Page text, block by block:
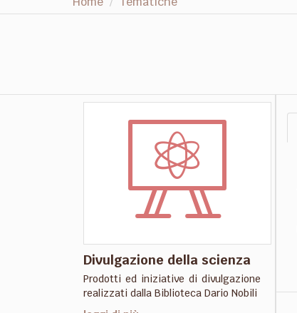
Divulgazione della scienza
Prodotti ed iniziative di divulgazione
realizzati dalla Biblioteca Dario Nobili